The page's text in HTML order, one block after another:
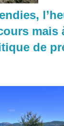
mais
de